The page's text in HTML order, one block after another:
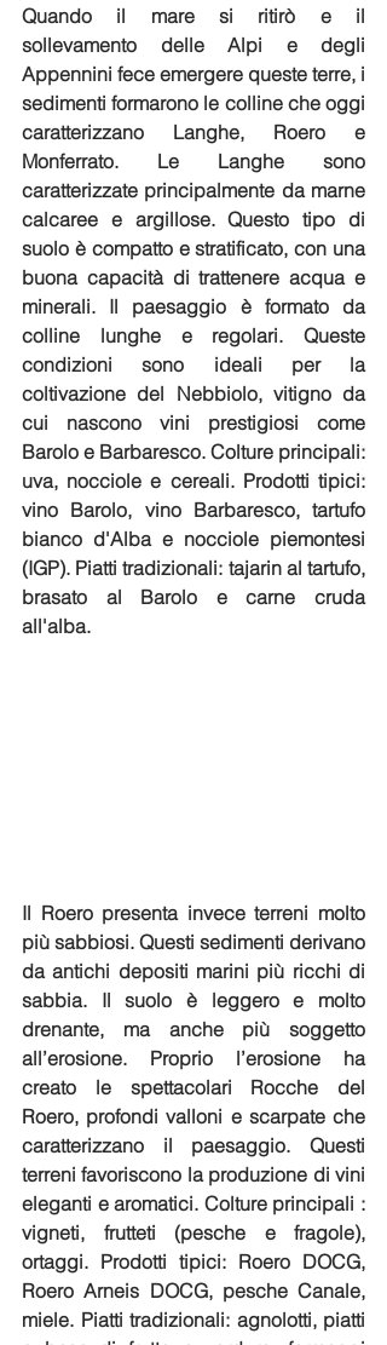
Quando il mare si ritirò e il
sollevamento delle Alpi e degli
Appennini fece emergere queste terre, i
sedimenti formarono le colline che oggi
caratterizzano Langhe, Roero e
Monferrato. Le Langhe sono
caratterizzate principalmente da marne
calcaree e argillose. Questo tipo di
suolo è compatto e stratificato, con una
buona capacità di trattenere acqua e
minerali. Il paesaggio è formato da
colline lunghe e regolari. Queste
condizioni sono ideali per la
coltivazione del Nebbiolo, vitigno da
cui nascono vini prestigiosi come
Barolo e Barbaresco. Colture principali:
uva, nocciole e cereali. Prodotti tipici:
vino Barolo, vino Barbaresco, tartufo
bianco d'Alba e nocciole piemontesi
(IGP). Piatti tradizionali: tajarin al tartufo,
brasato al Barolo e carne cruda
all'alba.
Il Roero presenta invece terreni molto
più sabbiosi. Questi sedimenti derivano
da antichi depositi marini più ricchi di
sabbia. Il suolo è leggero e molto
drenante, ma anche più soggetto
all’erosione. Proprio l’erosione ha
creato le spettacolari Rocche del
Roero, profondi valloni e scarpate che
caratterizzano il paesaggio. Questi
terreni favoriscono la produzione di vini
eleganti e aromatici. Colture principali :
vigneti, frutteti (pesche e fragole),
ortaggi. Prodotti tipici: Roero DOCG,
Roero Arneis DOCG, pesche Canale,
miele. Piatti tradizionali: agnolotti, piatti